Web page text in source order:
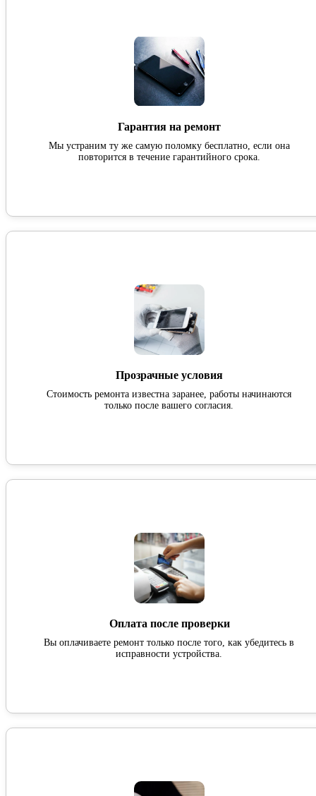
Гарантия на ремонт
Мы устраним ту же самую поломку бесплатно, если она
повторится в течение гарантийного срока.
Прозрачные условия
Стоимость ремонта известна заранее, работы начинаются
только после вашего согласия.
Оплата после проверки
Вы оплачиваете ремонт только после того, как убедитесь в
исправности устройства.